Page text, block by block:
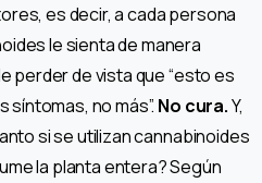
es decir, a cada persona
le sienta de manera
perder de vista que “esto es
síntomas, no más”. No cura.Y,
si se utilizan cannabinoides
la planta entera? Según